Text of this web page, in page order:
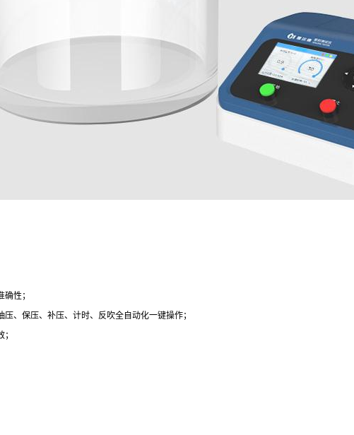
性；
、保压、补压、计时、反吹全自动化一键操作；